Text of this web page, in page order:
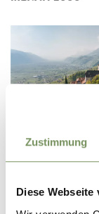
Zustimmung
Diese Webseite